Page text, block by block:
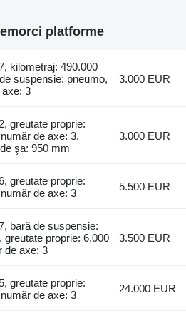
platforme
kilometraj: 490.000
suspensie: pneumo,
axe: 3
3.000 EUR
greutate proprie:
de axe: 3,
şa: 950 mm
3.000 EUR
greutate proprie:
de axe: 3
5.500 EUR
bară de suspensie:
greutate proprie: 6.000
de axe: 3
3.500 EUR
greutate proprie:
de axe: 3
24.000 EUR